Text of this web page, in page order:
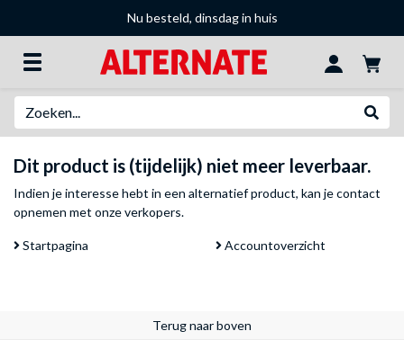
Nu besteld, dinsdag in huis
Dit product is (tijdelijk) niet meer leverbaar.
Indien je interesse hebt in een alternatief product, kan jecontact
opnemen met onze verkopers.
Startpagina Accountoverzicht
Terug naar boven